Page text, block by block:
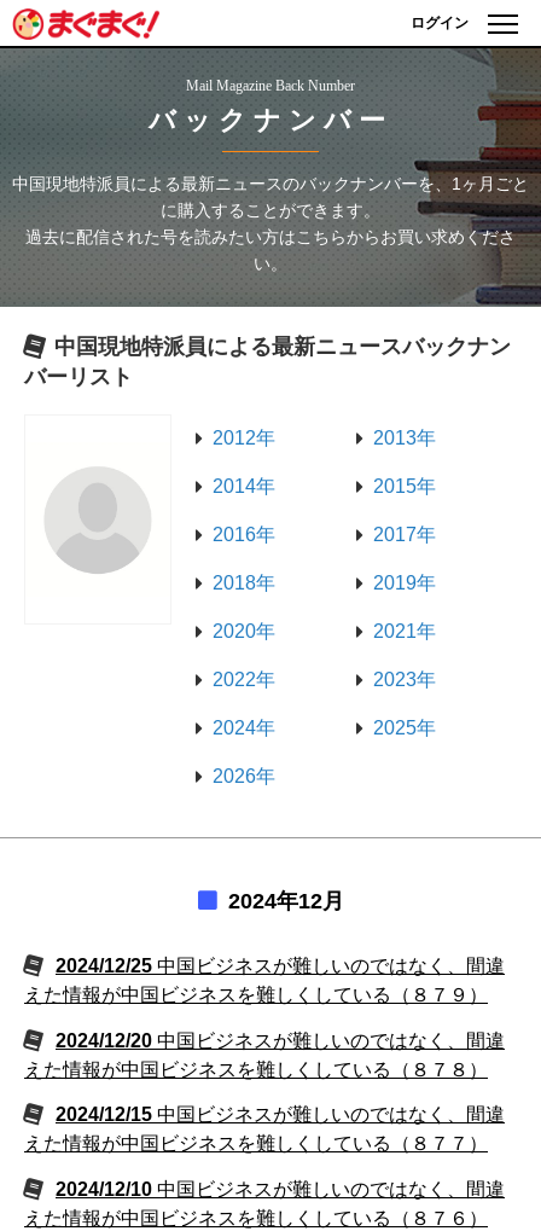
ログイン
Mail Magazine Back Number
バックナンバー
中国現地特派員による最新ニュースのバックナンバーを、1ヶ月ごと
に購入することができます。
過去に配信された号を読みたい方はこちらからお買い求めくださ
い。
中国現地特派員による最新ニュースバックナン
バーリスト
2012年 2013年
2014年 2015年
2016年 2017年
2018年 2019年
2020年 2021年
2022年 2023年
2024年 2025年
2026年
2024年12月
2024/12/25 中国ビジネスが難しいのではなく、間違
えた情報が中国ビジネスを難しくしている（８７９）
2024/12/20 中国ビジネスが難しいのではなく、間違
えた情報が中国ビジネスを難しくしている（８７８）
2024/12/15 中国ビジネスが難しいのではなく、間違
えた情報が中国ビジネスを難しくしている（８７７）
2024/12/10 中国ビジネスが難しいのではなく、間違
えた情報が中国ビジネスを難しくしている（８７６）